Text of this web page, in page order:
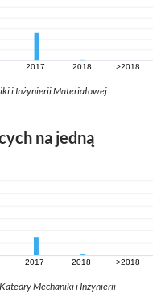
i Inżynierii Materiałowej
na jedną
Mechaniki i Inżynierii